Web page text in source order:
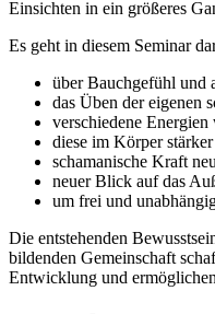
Einsichten in ein größeres
Es geht in diesem Seminar
über Bauchgefühl und
das Üben der eigenen
verschiedene
diese im Körper
schamanische Kraft
neuer Blick auf das
um frei und
Die entstehenden
bildenden Gemeinschaft
Entwicklung und